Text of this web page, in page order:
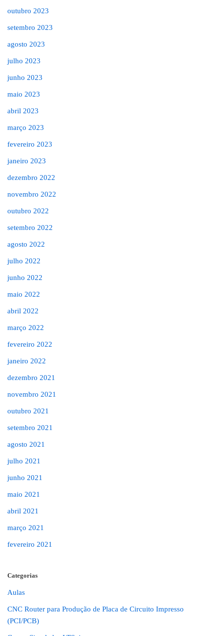
outubro 2023
setembro 2023
agosto 2023
julho 2023
junho 2023
maio 2023
abril 2023
março 2023
fevereiro 2023
janeiro 2023
dezembro 2022
novembro 2022
outubro 2022
setembro 2022
agosto 2022
julho 2022
junho 2022
maio 2022
abril 2022
março 2022
fevereiro 2022
janeiro 2022
dezembro 2021
novembro 2021
outubro 2021
setembro 2021
agosto 2021
julho 2021
junho 2021
maio 2021
abril 2021
março 2021
fevereiro 2021
Categorias
Aulas
CNC Router para Produção de Placa de Circuito Impresso
(PCI/PCB)